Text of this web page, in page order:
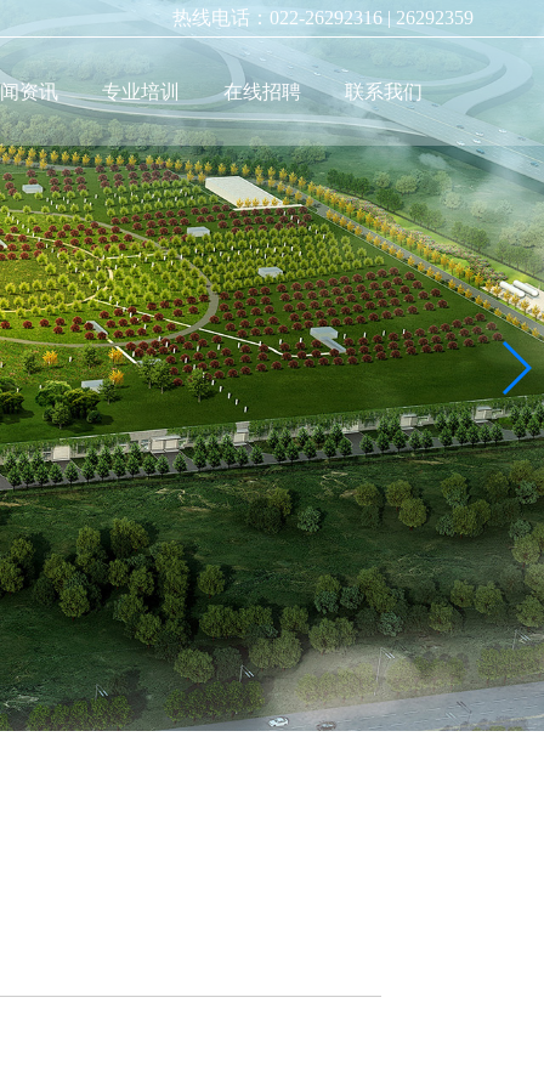
热线电话：022-26292316 | 26292359
资讯 专业培训 在线招聘 联系我们
社会稳定性风险分析与评估